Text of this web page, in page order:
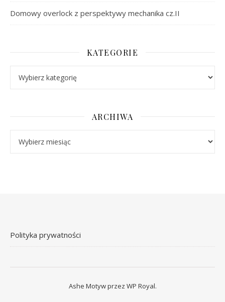
Domowy overlock z perspektywy mechanika cz.II
KATEGORIE
ARCHIWA
Polityka prywatności
Ashe Motyw przez WP Royal.